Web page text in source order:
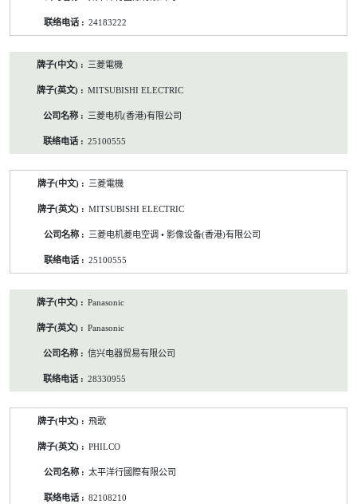
24183222
三菱電機
MITSUBISHI ELECTRIC
三菱电机(香港)有限公司
25100555
三菱電機
MITSUBISHI ELECTRIC
三菱电机菱电空调 • 影像设备(香港)有限公司
25100555
Panasonic
Panasonic
信兴电器贸易有限公司
28330955
飛歌
PHILCO
太平洋行國際有限公司
82108210